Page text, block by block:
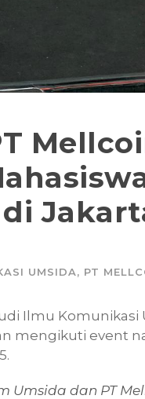
di
UMSIDA, PT
Ilmu
mengikuti event
Umsida dan PT